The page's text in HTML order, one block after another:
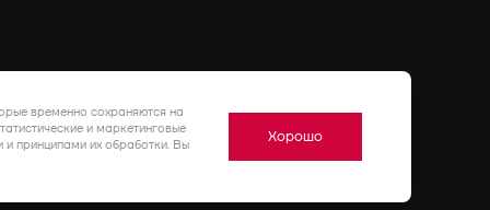
временно сохраняются на
и маркетинговые
принципами их обработки. Вы
Хорошо